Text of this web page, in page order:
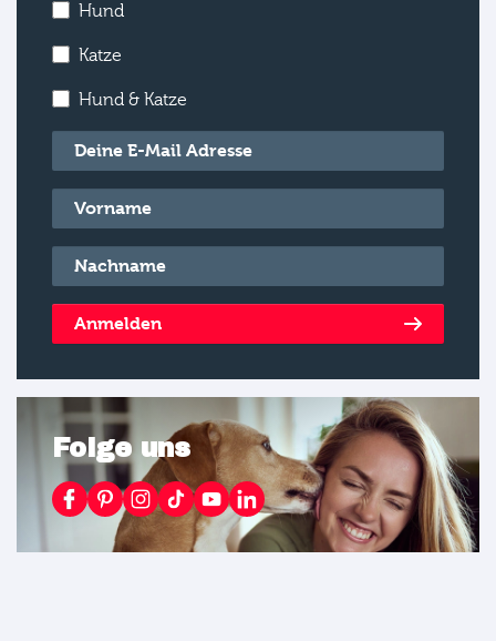
Hund
Katze
Hund & Katze
E-Mail*
Vorname*
Nachname*
Anmelden
Folge uns